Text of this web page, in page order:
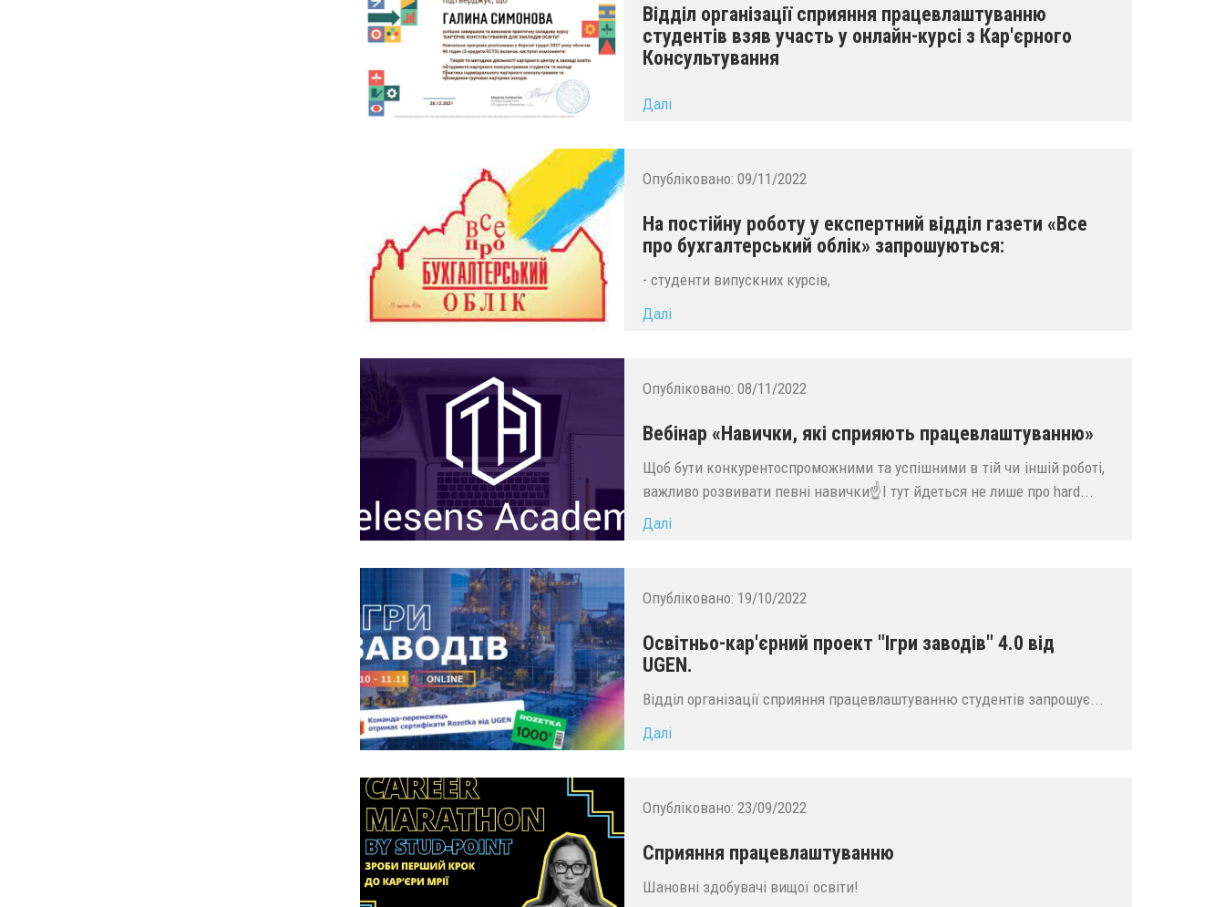
Відділ організації сприяння працевлаштуванню
студентів взяв участь у онлайн-курсі з Кар'єрного
Консультування
Далі
Опубліковано: 09/11/2022
На постійну роботу у експертний відділ газети «Все
про бухгалтерський облік» запрошуються:
- студенти випускних курсів,
...
Далі
Опубліковано: 08/11/2022
Вебінар «Навички, які сприяють працевлаштуванню»
Щоб бути конкурентоспроможними та успішними в тій чи іншій роботі,
важливо розвивати певні навички☝️І тут йдеться не лише про hard...
Далі
Опубліковано: 19/10/2022
Освітньо-кар'єрний проект "Ігри заводів" 4.0 від
UGEN.
Відділ організації сприяння працевлаштуванню студентів запрошує...
Далі
Опубліковано: 23/09/2022
Сприяння працевлаштуванню
Шановні здобувачі вищої освіти!